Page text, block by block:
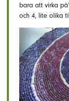
bara att virka
och 4, lite olika